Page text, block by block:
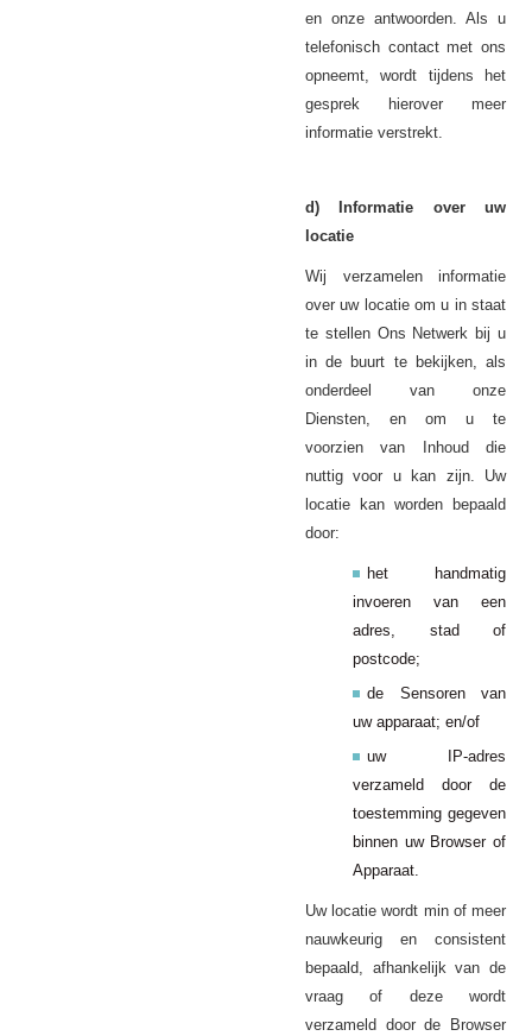
en onze antwoorden. Als u
telefonisch contact met ons
opneemt, wordt tijdens het
gesprek hierover meer
informatie verstrekt.
d) Informatie over uw
locatie
Wij verzamelen informatie
over uw locatie om u in staat
te stellen Ons Netwerk bij u
in de buurt te bekijken, als
onderdeel van onze
Diensten, en om u te
voorzien van Inhoud die
nuttig voor u kan zijn. Uw
locatie kan worden bepaald
door:
het handmatig
invoeren van een
adres, stad of
postcode;
de Sensoren van
uw apparaat; en/of
uw IP-adres
verzameld door de
toestemming gegeven
binnen uw Browser of
Apparaat.
Uw locatie wordt min of meer
nauwkeurig en consistent
bepaald, afhankelijk van de
vraag of deze wordt
verzameld door de Browser